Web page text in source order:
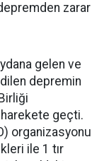
zarar
gelen ve
depremin
geçti.
organizasyonu
ile 1 tır